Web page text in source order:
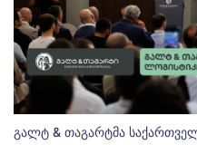
გალტ & თაგარტმა